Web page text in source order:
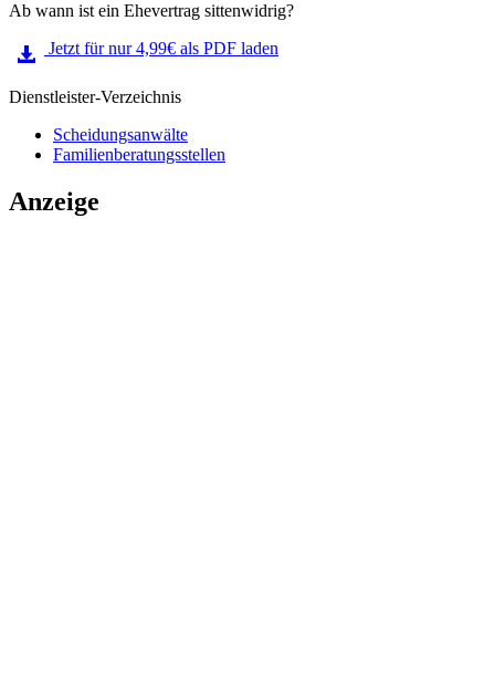
Ab wann ist ein Ehevertrag sittenwidrig?
Jetzt für nur 4,99€ als PDF laden
Dienstleister-Verzeichnis
Scheidungsanwälte
Familienberatungsstellen
Anzeige